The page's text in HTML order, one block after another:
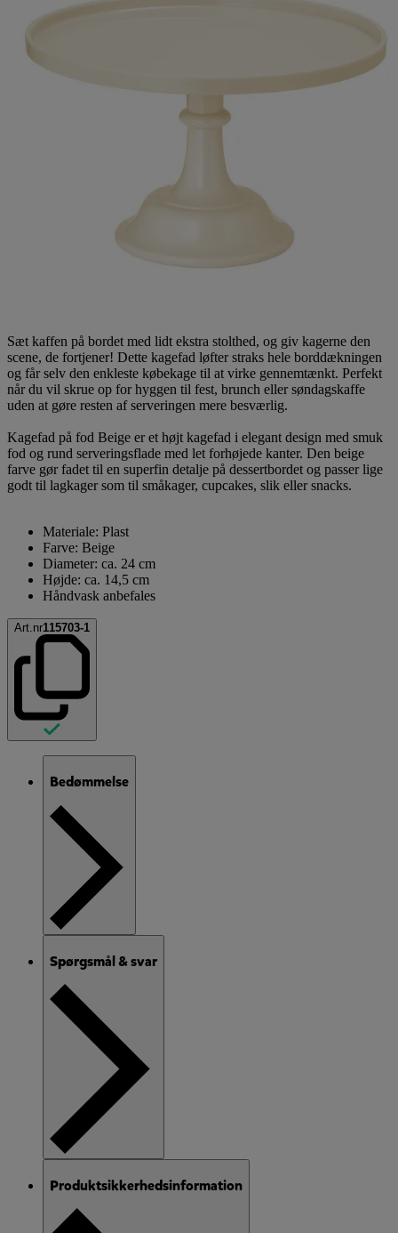
Sæt kaffen på bordet med lidt ekstra stolthed, og giv kagerne den
scene, de fortjener! Dette kagefad løfter straks hele borddækningen
og får selv den enkleste købekage til at virke gennemtænkt. Perfekt
når du vil skrue op for hyggen til fest, brunch eller søndagskaffe
uden at gøre resten af serveringen mere besværlig.
Kagefad på fod Beige er et højt kagefad i elegant design med smuk
fod og rund serveringsflade med let forhøjede kanter. Den beige
farve gør fadet til en superfin detalje på dessertbordet og passer lige
godt til lagkager som til småkager, cupcakes, slik eller snacks.
Materiale: Plast
Farve: Beige
Diameter: ca. 24 cm
Højde: ca. 14,5 cm
Håndvask anbefales
Art.nr115703-1
Bedømmelse
Spørgsmål & svar
Produktsikkerhedsinformation